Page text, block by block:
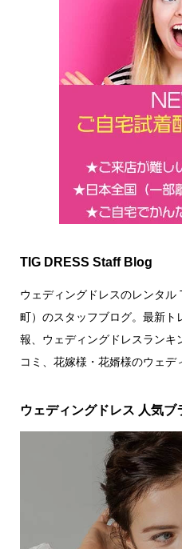
TIG DRESS Staff Blog
ウェディングドレスのレンタル
町）のスタッフブログ。最新
報、ウェディングドレスランキ
コミ、花嫁様・花婿様のウェデ
ウェディングドレス 人気ブ